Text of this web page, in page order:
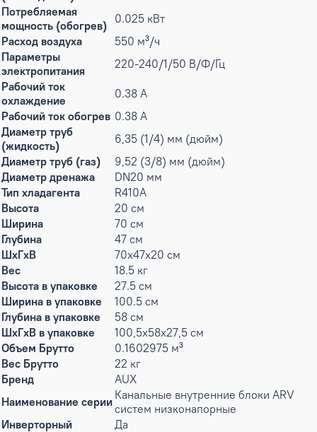
Потребляемая
мощность (обогрев) 0.025 кВт
Расход воздуха
550 м³/ч
Параметры
электропитания
220-240/1/50 В/Ф/Гц
Рабочий ток
охлаждение
0.38 А
Рабочий ток обогрев 0.38 А
Диаметр труб
(жидкость)
6,35 (1/4) мм (дюйм)
Диаметр труб (газ)
9,52 (3/8) мм (дюйм)
Диаметр дренажа
DN20 мм
Тип хладагента
R410A
Высота
20 см
Ширина
70 см
Глубина
47 см
ШxГxВ
70x47x20 см
Вес
18.5 кг
Высота в упаковке
27.5 см
Ширина в упаковке
100.5 см
Глубина в упаковке
58 см
ШxГxВ в упаковке
100,5x58x27,5 см
Объем Брутто
0.1602975 м³
Вес Брутто
22 кг
Бренд
AUX
Наименование серии Канальные внутренние блоки ARV
систем низконапорные
Инверторный
Да